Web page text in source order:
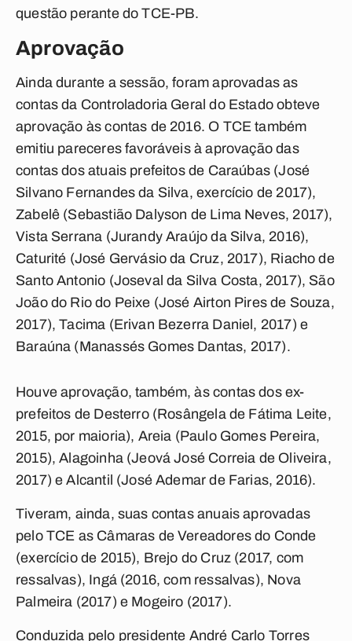
questão perante do TCE-PB.
Aprovação
Ainda durante a sessão, foram aprovadas as
contas da Controladoria Geral do Estado obteve
aprovação às contas de 2016. O TCE também
emitiu pareceres favoráveis à aprovação das
contas dos atuais prefeitos de Caraúbas (José
Silvano Fernandes da Silva, exercício de 2017),
Zabelê (Sebastião Dalyson de Lima Neves, 2017),
Vista Serrana (Jurandy Araújo da Silva, 2016),
Caturité (José Gervásio da Cruz, 2017), Riacho de
Santo Antonio (Joseval da Silva Costa, 2017), São
João do Rio do Peixe (José Airton Pires de Souza,
2017), Tacima (Erivan Bezerra Daniel, 2017) e
Baraúna (Manassés Gomes Dantas, 2017).
Houve aprovação, também, às contas dos ex-
prefeitos de Desterro (Rosângela de Fátima Leite,
2015, por maioria), Areia (Paulo Gomes Pereira,
2015), Alagoinha (Jeová José Correia de Oliveira,
2017) e Alcantil (José Ademar de Farias, 2016).
Tiveram, ainda, suas contas anuais aprovadas
pelo TCE as Câmaras de Vereadores do Conde
(exercício de 2015), Brejo do Cruz (2017, com
ressalvas), Ingá (2016, com ressalvas), Nova
Palmeira (2017) e Mogeiro (2017).
Conduzida pelo presidente André Carlo Torres